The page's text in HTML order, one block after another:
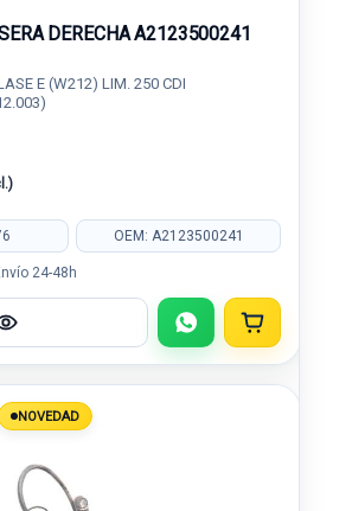
DERECHA A2123500241
E (W212) LIM. 250 CDI
OEM: A2123500241
24-48h
NOVEDAD